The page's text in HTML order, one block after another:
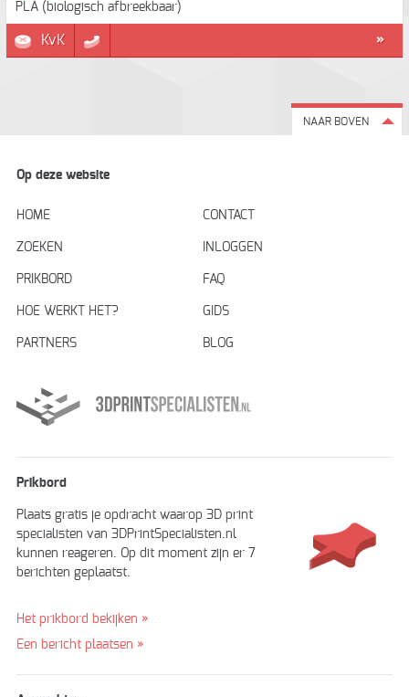
PLA (biologisch afbreekbaar)
KvK »
NAAR BOVEN
Op deze website
HOME CONTACT
ZOEKEN INLOGGEN
PRIKBORD FAQ
HOE WERKT HET? GIDS
PARTNERS BLOG
Prikbord
Plaats gratis je opdracht waarop 3D print
specialisten van 3DPrintSpecialisten.nl
kunnen reageren. Op dit moment zijn er 7
berichten geplaatst.
Het prikbord bekijken »
Een bericht plaatsen »